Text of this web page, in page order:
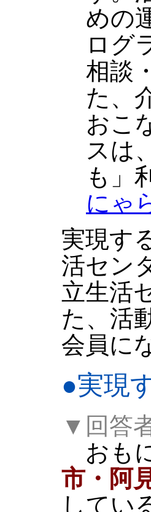
めの
ログ
相談
た、
おこ
スは
も」
にゃ
実現す
活セン
立生活
た、活
会員に
●実現
▼回答
おも
市・阿
してい